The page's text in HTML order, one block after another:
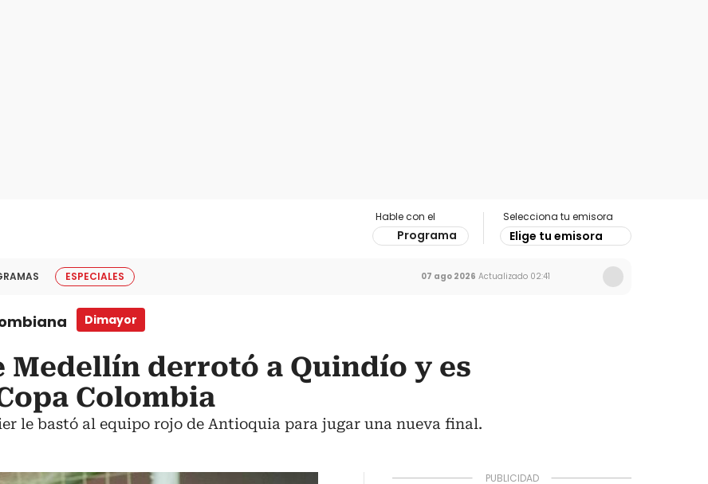
Hable con el
Programa
Selecciona tu emisora
Elige tu emisora
ESPECIALES 07 ago 2026 Actualizado 02:41
Dimayor
Medellín derrotó a Quindío y es
Colombia
le bastó al equipo rojo de Antioquia para jugar una nueva final.